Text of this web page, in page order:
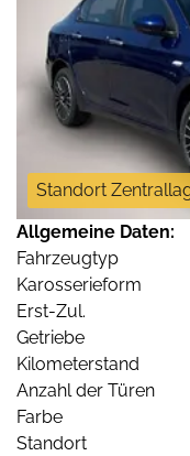
Standort
Allgemeine Daten:
Fahrzeugtyp
Karosserieform
Erst-Zul.
Getriebe
Kilometerstand
Anzahl der Türen
Farbe
Standort